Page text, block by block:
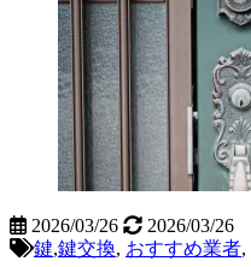
2026/03/26
2026/03/26
鍵,鍵交換, おすすめ業者,